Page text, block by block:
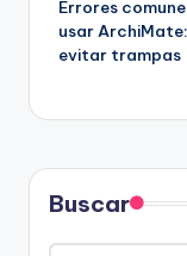
de
Errores
usar
evitar trampas
Buscar